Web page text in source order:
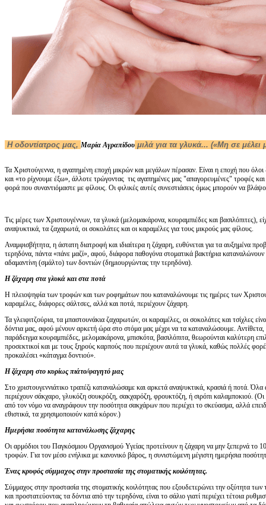
Η οδοντίατρος μας, Μαρία Αγραπίδου μιλά για τα γλυκά... («Μη σε μέλει
Τα Χριστούγεννα, η αγαπημένη εποχή μικρών και μεγάλων πέρασαν. Είναι η εποχή που
και «το ρίχνουμε έξω», άλλοτε τρώγοντας τις αγαπημένες μας "απαγορευμένες" τροφές και
φορά που συναντιόμαστε με φίλους. Οι φιλικές αυτές συνεστιάσεις όμως μπορούν να
Τις μέρες των Χριστουγέννων, τα γλυκά (μελομακάρονα, κουραμπιέδες και βασιλόπιτες),
αναψυκτικά, τα ζαχαρωτά, οι σοκολάτες και οι καραμέλες για τους μικρούς μας φίλους.
Αναμφισβήτητα, η άστατη διατροφή και ιδιαίτερα η ζάχαρη, ευθύνεται για τα αυξημένα
τερηδόνα, πάντα «πάνε μαζί», αφού, διάφορα παθογόνα στοματικά βακτήρια
αδαμαντίνη (σμάλτο) των δοντιών (δημιουργώντας την τερηδόνα).
Η ζάχαρη στα γλυκά και στα ποτά
Η πλειοψηφία των τροφών και των ροφημάτων που καταναλώνουμε τις ημέρες των
καραμέλες, διάφορες σάλτσες, αλλά και ποτά, περιέχουν ζάχαρη.
Τα γλειφιτζούρια, τα μπαστουνάκια ζαχαρωτών, οι καραμέλες, οι σοκολάτες και τσίχλες
δόντια μας, αφού μένουν αρκετή ώρα στο στόμα μας μέχρι να τα καταναλώσουμε. Αντίθετα,
παράδειγμα κουραμπιέδες, μελομακάρονα, μπισκότα, βασιλόπιτα, θεωρούνται καλύτερη
προσεκτικοί και με τους ξηρούς καρπούς που περιέχουν αυτά τα γλυκά, καθώς πολλές
προκαλέσει «κάταγμα δοντιού».
Η ζάχαρη στο κυρίως πιάτο/φαγητό μας
Στο χριστουγεννιάτικο τραπέζι καταναλώσαμε και αρκετά αναψυκτικά, κρασιά ή ποτά.
περιέχουν σάκχαρο, γλυκόζη σουκρόζη, σακχαρόζη, φρουκτόζη, ή σιρόπι καλαμποκιού. (Οι
από τον νόμο να αναγράφουν την ποσότητα σακχάρων που περιέχει το σκεύασμα, αλλά
εθιστικά, τα χρησιμοποιούν κατά κόρον.)
Ημερήσια ποσότητα κατανάλωσης ζάχαρης
Οι αρμόδιοι του Παγκόσμιου Οργανισμού Υγείας προτείνουν η ζάχαρη να μην ξεπερνά το
τροφών. Για τον μέσο ενήλικα με κανονικό βάρος, η συνιστώμενη μέγιστη ημερήσια
Ένας κρυφός σύμμαχος στην προστασία της στοματικής κοιλότητας.
Σύμμαχος στην προστασία της στοματικής κοιλότητας που εξουδετερώνει την οξύτητα
και προστατεύοντας τα δόντια από την τερηδόνα, είναι το σάλιο γιατί περιέχει τέτοια